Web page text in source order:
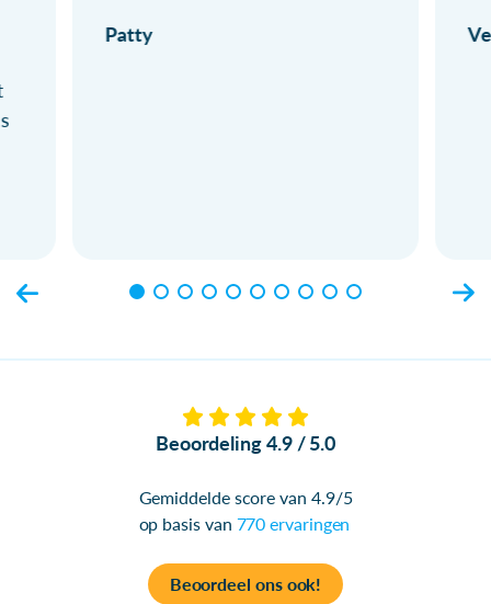
Patty
Beoordeling 4.9 / 5.0
Gemiddelde score van 4.9/5
op basis van 770 ervaringen
Beoordeel ons ook!